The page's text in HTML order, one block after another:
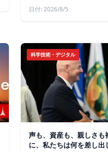
日付: 2026/8/5
科学技術・デジタル
声も、資産も、親しさも
に、私たちは何を差し出